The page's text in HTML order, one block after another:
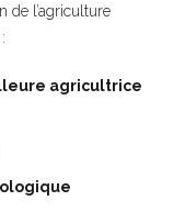
de l’agriculture
agricultrice